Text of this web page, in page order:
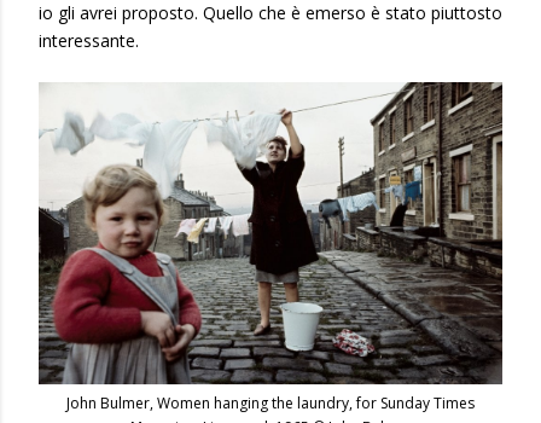
io gli avrei proposto. Quello che è emerso è stato piuttosto
interessante.
John Bulmer, Women hanging the laundry, for Sunday Times